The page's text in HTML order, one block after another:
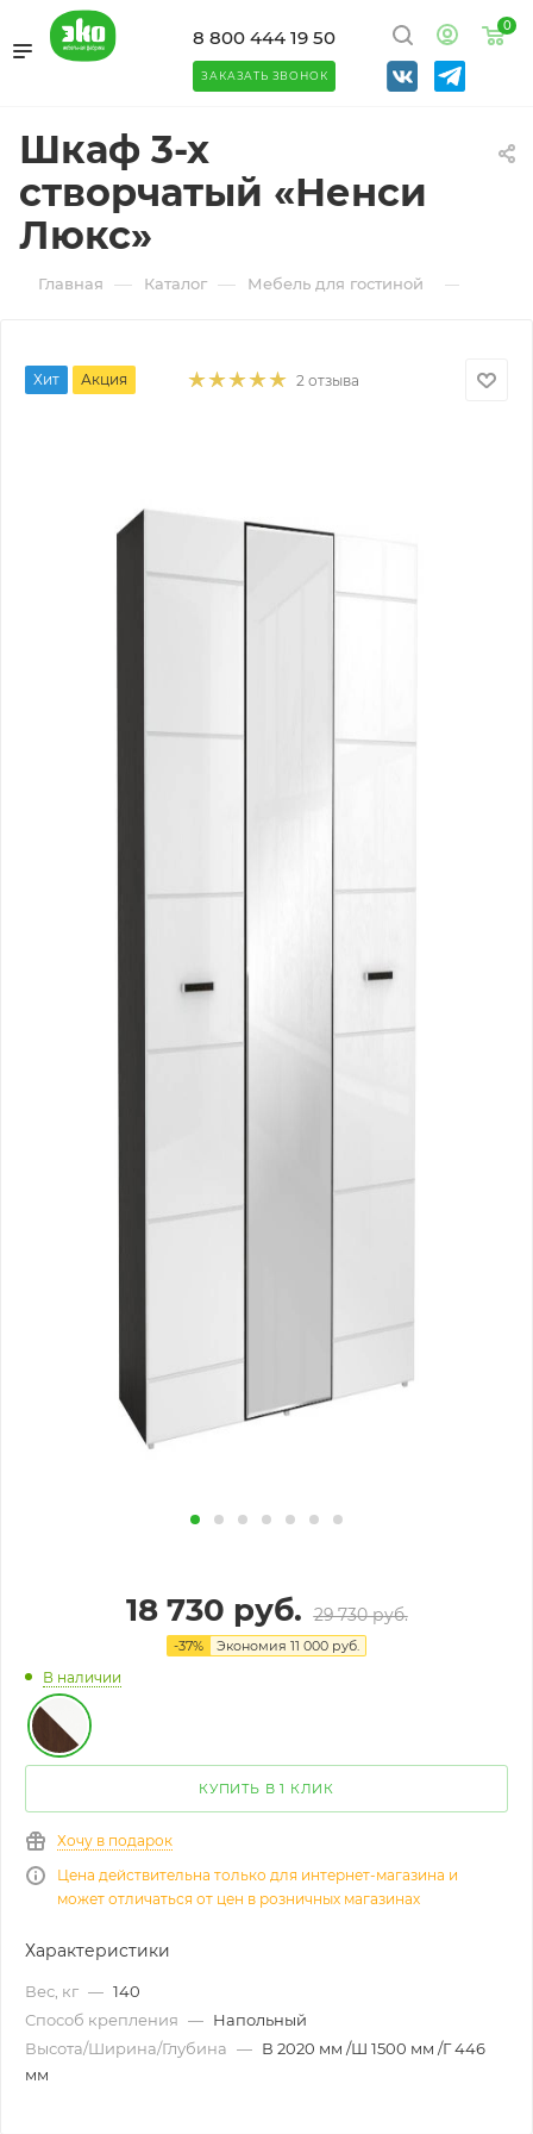
0
8 800 444 19 50
ЗАКАЗАТЬ ЗВОНОК
Шкаф 3-х
створчатый «Ненси
Люкс»
Главная — Каталог — Мебель для гостиной —
Хит Акция 2 отзыва
18 730 руб. 29 730руб.
-37% Экономия 11 000 руб.
В наличии
КУПИТЬ В 1 КЛИК
Хочу в подарок
Цена действительна только для интернет-магазина и
может отличаться от цен в розничных магазинах
Характеристики
Вес, кг — 140
Способ крепления — Напольный
Высота/Ширина/Глубина — В 2020 мм /Ш 1500 мм /Г 446
мм